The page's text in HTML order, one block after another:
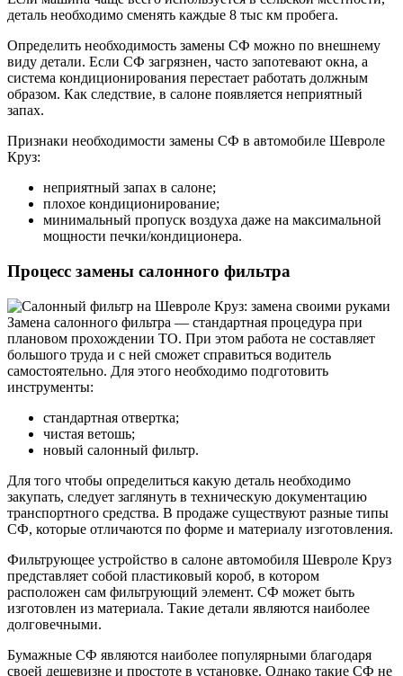
деталь необходимо сменять каждые 8 тыс км пробега.
Определить необходимость замены СФ можно по внешнему
виду детали. Если СФ загрязнен, часто запотевают окна, а
система кондиционирования перестает работать должным
образом. Как следствие, в салоне появляется неприятный
запах.
Признаки необходимости замены СФ в автомобиле Шевроле
Круз:
неприятный запах в салоне;
плохое кондиционирование;
минимальный пропуск воздуха даже на максимальной
мощности печки/кондиционера.
Процесс замены салонного фильтра
Замена салонного фильтра — стандартная процедура при
плановом прохождении ТО. При этом работа не составляет
большого труда и с ней сможет справиться водитель
самостоятельно. Для этого необходимо подготовить
инструменты:
стандартная отвертка;
чистая ветошь;
новый салонный фильтр.
Для того чтобы определиться какую деталь необходимо
закупать, следует заглянуть в техническую документацию
транспортного средства. В продаже существуют разные типы
СФ, которые отличаются по форме и материалу изготовления.
Фильтрующее устройство в салоне автомобиля Шевроле Круз
представляет собой пластиковый короб, в котором
расположен сам фильтрующий элемент. СФ может быть
изготовлен из материала. Такие детали являются наиболее
долговечными.
Бумажные СФ являются наиболее популярными благодаря
своей дешевизне и простоте в установке. Однако такие СФ не